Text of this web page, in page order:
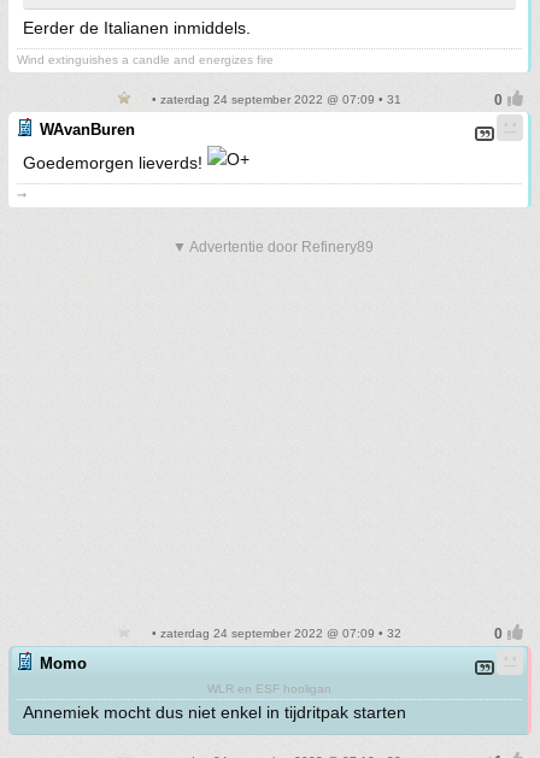
Eerder de Italianen inmiddels.
Wind extinguishes a candle and energizes fire
• zaterdag 24 september 2022 @ 07:09 • 31
WAvanBuren
Goedemorgen lieverds!
➞
▼ Advertentie door Refinery89
• zaterdag 24 september 2022 @ 07:09 • 32
Momo
WLR en ESF hooligan
Annemiek mocht dus niet enkel in tijdritpak starten